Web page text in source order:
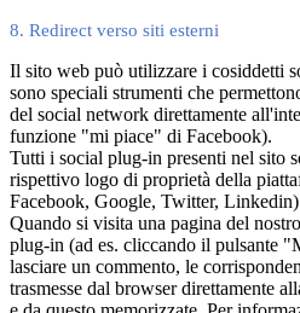
8. Redirect verso siti esterni
Il sito web può utilizzare i cosiddetti
sono speciali strumenti che
del social network direttamente
funzione "mi piace" di Facebook).
Tutti i social plug-in presenti nel sito
rispettivo logo di proprietà della
Facebook, Google, Twitter,
Quando si visita una pagina del
plug-in (ad es. cliccando il pulsante
lasciare un commento, le
trasmesse dal browser direttamente